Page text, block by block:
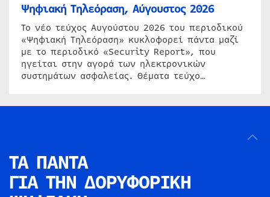
Ψηφιακή Τηλεόραση, Αύγουστος 2026
Το νέο τεύχος Αυγούστου 2026 του περιοδικού
«Ψηφιακή Τηλεόραση» κυκλοφορεί πάντα μαζί
με το περιοδικό «Security Report», που
ηγείται στην αγορά των ηλεκτρονικών
συστημάτων ασφαλείας. Θέματα τεύχο…
ΤΑ ΠΑΝΤΑ
ΓΙΑ ΤΗΝ ΔΟΡΥΦΟΡΙΚΗ